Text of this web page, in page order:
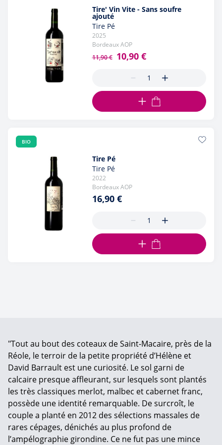
Tire' Vin Vite - Sans soufre
ajouté
Tire Pé
2025
Bordeaux AOP
Prix Spécial
10,90 €
Prix normal
11,90 €
AJOUTER AU PANIER
BIO
Tire Pé
Tire Pé
2022
Bordeaux AOP
16,90 €
AJOUTER AU PANIER
"Tout au bout des coteaux de Saint-Macaire, près de la
Réole, le terroir de la petite propriété d’Hélène et
David Barrault est une curiosité. Le sol garni de
calcaire presque affleurant, sur lesquels sont plantés
les très classiques merlot, malbec et cabernet franc,
possède une identité remarquable. De surcroît, le
couple a planté en 2012 des sélections massales de
rares cépages, dénichés au plus profond de
l’ampélographie girondine. Ce ne fut pas une mince